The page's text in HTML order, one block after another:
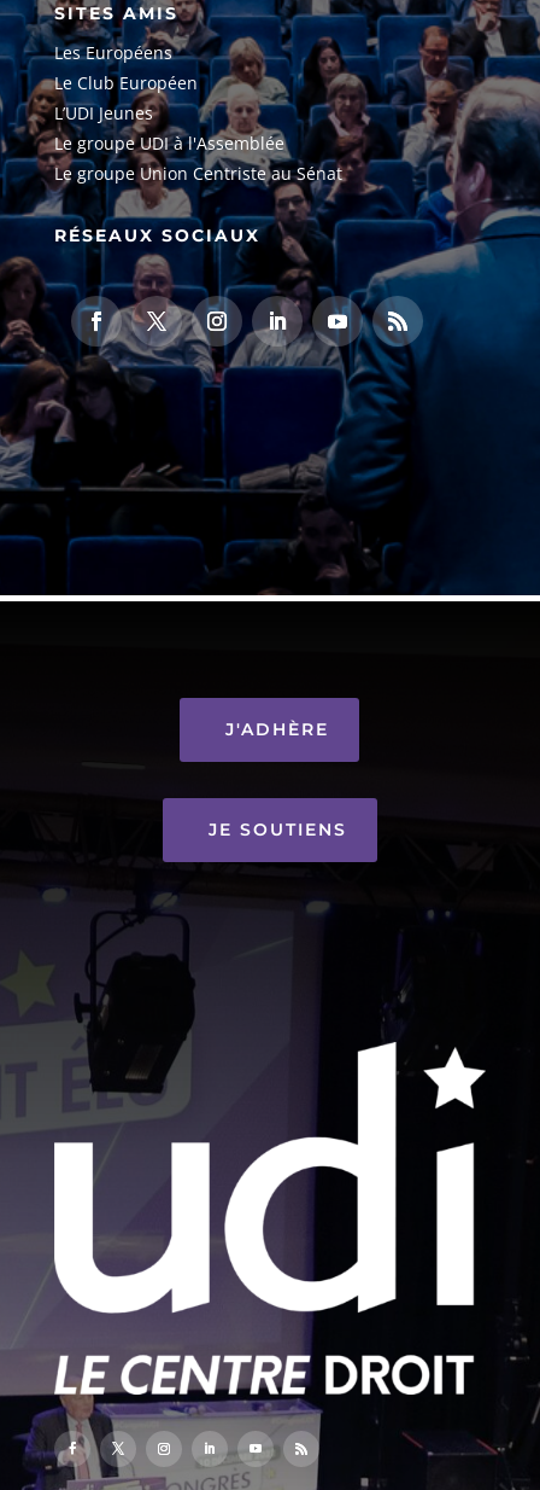
SITES AMIS
Les Européens
Le Club Européen
L’UDI Jeunes
Le groupe UDI à l'Assemblée
Le groupe Union Centriste au Sénat
RÉSEAUX SOCIAUX
J'ADHÈRE
JE SOUTIENS